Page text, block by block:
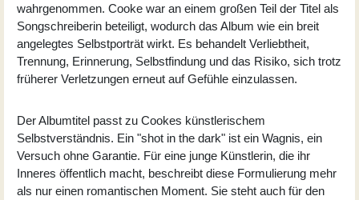
wahrgenommen. Cooke war an einem großen Teil der Titel als
Songschreiberin beteiligt, wodurch das Album wie ein breit
angelegtes Selbstporträt wirkt. Es behandelt Verliebtheit,
Trennung, Erinnerung, Selbstfindung und das Risiko, sich trotz
früherer Verletzungen erneut auf Gefühle einzulassen.
Der Albumtitel passt zu Cookes künstlerischem
Selbstverständnis. Ein "shot in the dark" ist ein Wagnis, ein
Versuch ohne Garantie. Für eine junge Künstlerin, die ihr
Inneres öffentlich macht, beschreibt diese Formulierung mehr
als nur einen romantischen Moment. Sie steht auch für den